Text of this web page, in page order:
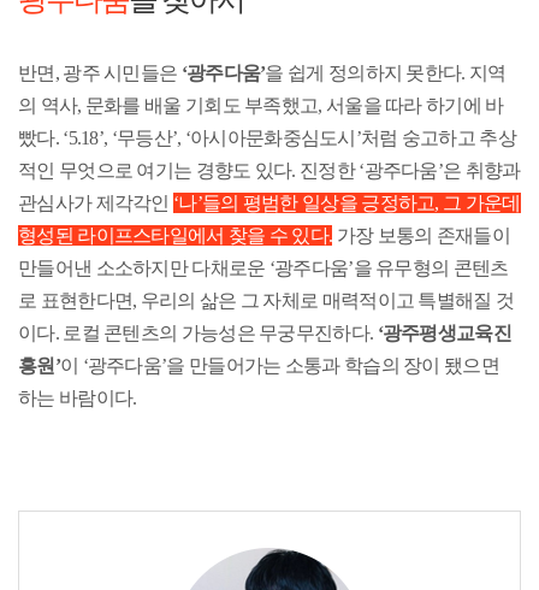
반면, 광주 시민들은 ‘광주다움’을 쉽게 정의하지 못한다. 지역
의 역사, 문화를 배울 기회도 부족했고, 서울을 따라 하기에 바
빴다. ‘5.18’, ‘무등산’, ‘아시아문화중심도시’처럼 숭고하고 추상
적인 무엇으로 여기는 경향도 있다. 진정한 ‘광주다움’은 취향과
관심사가 제각각인 ‘나’들의 평범한 일상을 긍정하고, 그 가운데
형성된 라이프스타일에서 찾을 수 있다. 가장 보통의 존재들이
만들어낸 소소하지만 다채로운 ‘광주다움’을 유무형의 콘텐츠
로 표현한다면, 우리의 삶은 그 자체로 매력적이고 특별해질 것
이다. 로컬 콘텐츠의 가능성은 무궁무진하다. ‘광주평생교육진
흥원’이 ‘광주다움’을 만들어가는 소통과 학습의 장이 됐으면
하는 바람이다.